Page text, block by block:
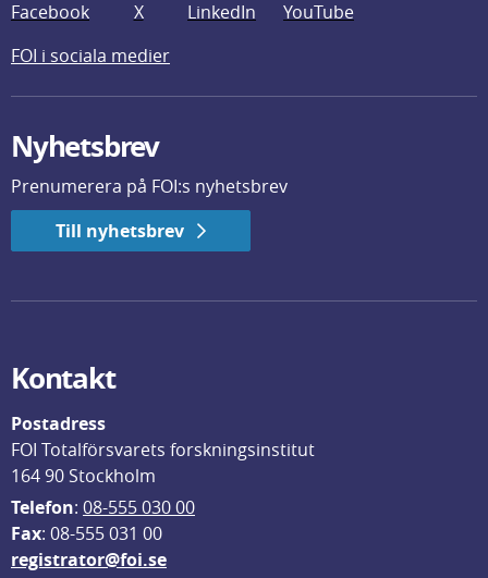
Facebook X LinkedIn
YouTube
FOI i sociala medier
Nyhetsbrev
Prenumerera på FOI:s nyhetsbrev
Till nyhetsbrev
Kontakt
Postadress
FOI Totalförsvarets forskningsinstitut
164 90 Stockholm
Telefon: 08-555 030 00
Fax: 08-555 031 00
registrator@foi.se